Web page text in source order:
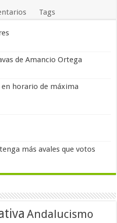
Tags
de Amancio Ortega
en horario de máxima
más avales que votos
Andalucismo